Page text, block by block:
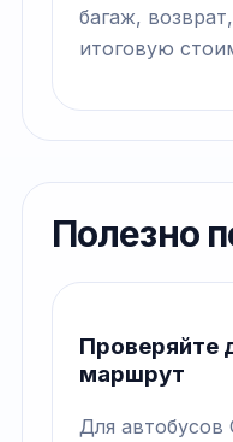
багаж,
итоговую
Полезно
Проверяйте
маршрут
Для